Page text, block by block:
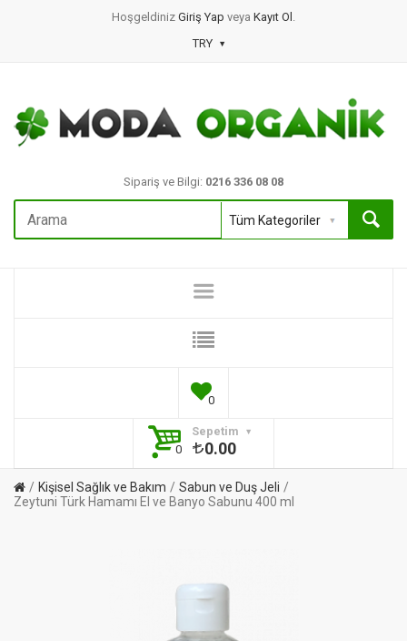
Hoşgeldiniz Giriş Yap veya Kayıt Ol .
TRY
Sipariş ve Bilgi: 0216 336 08 08
0
Sepetim
0
0.00
Kişisel Sağlık ve Bakım
Sabun ve Duş Jeli
Zeytuni Türk Hamamı El ve Banyo Sabunu 400 ml